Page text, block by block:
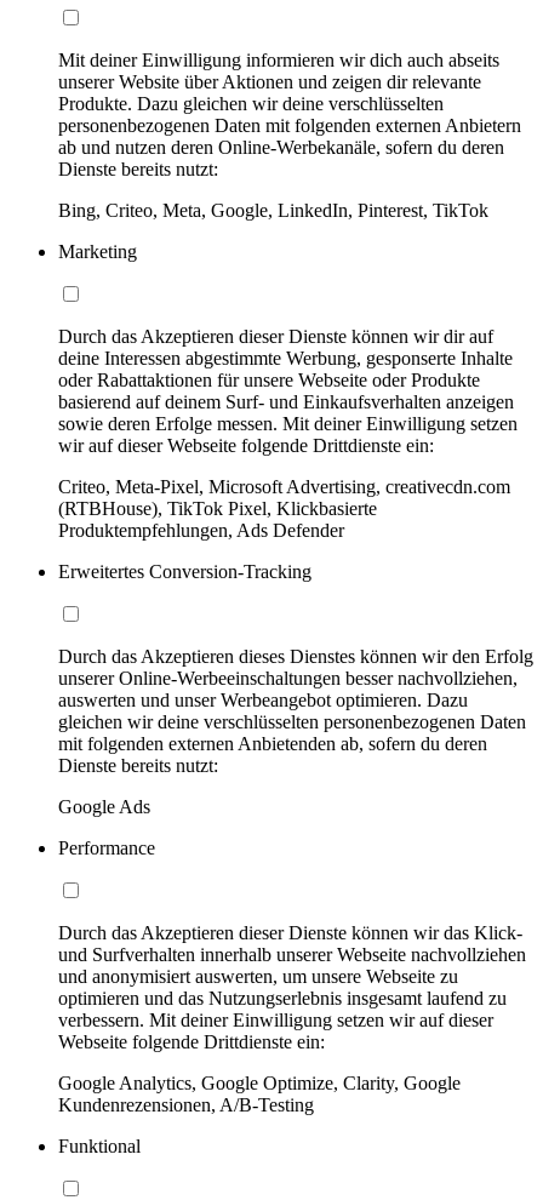
Mit deiner Einwilligung informieren wir dich auch abseits
unserer Website über Aktionen und zeigen dir relevante
Produkte. Dazu gleichen wir deine verschlüsselten
personenbezogenen Daten mit folgenden externen Anbietern
ab und nutzen deren Online-Werbekanäle, sofern du deren
Dienste bereits nutzt:
Bing, Criteo, Meta, Google, LinkedIn, Pinterest, TikTok
Marketing
Durch das Akzeptieren dieser Dienste können wir dir auf
deine Interessen abgestimmte Werbung, gesponserte Inhalte
oder Rabattaktionen für unsere Webseite oder Produkte
basierend auf deinem Surf- und Einkaufsverhalten anzeigen
sowie deren Erfolge messen. Mit deiner Einwilligung setzen
wir auf dieser Webseite folgende Drittdienste ein:
Criteo, Meta-Pixel, Microsoft Advertising, creativecdn.com
(RTBHouse), TikTok Pixel, Klickbasierte
Produktempfehlungen, Ads Defender
Erweitertes Conversion-Tracking
Durch das Akzeptieren dieses Dienstes können wir den Erfolg
unserer Online-Werbeeinschaltungen besser nachvollziehen,
auswerten und unser Werbeangebot optimieren. Dazu
gleichen wir deine verschlüsselten personenbezogenen Daten
mit folgenden externen Anbietenden ab, sofern du deren
Dienste bereits nutzt:
Google Ads
Performance
Durch das Akzeptieren dieser Dienste können wir das Klick-
und Surfverhalten innerhalb unserer Webseite nachvollziehen
und anonymisiert auswerten, um unsere Webseite zu
optimieren und das Nutzungserlebnis insgesamt laufend zu
verbessern. Mit deiner Einwilligung setzen wir auf dieser
Webseite folgende Drittdienste ein:
Google Analytics, Google Optimize, Clarity, Google
Kundenrezensionen, A/B-Testing
Funktional